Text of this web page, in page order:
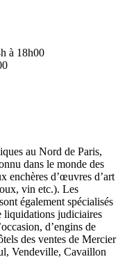
à 18h00
au Nord de Paris,
dans le monde des
enchères d’œuvres d’art
vin etc.). Les
également spécialisés
liquidations judiciaires
d’engins de
des ventes de Mercier
Vendeville, Cavaillon